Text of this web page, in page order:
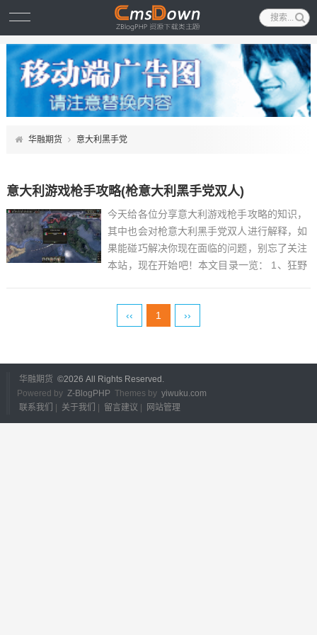
华融期货 意大利黑手党
意大利游戏枪手攻略(枪意大利黑手党双人)
今天给各位分享意大利游戏枪手攻略的知识，
其中也会对枪意大利黑手党双人进行解释，如
果能碰巧解决你现在面临的问题，别忘了关注
本站，现在开始吧！本文目录一览： 1、狂野
‹‹ 1 ››
华融期货 ©2026 All Rights Reserved.
Powered by Z-BlogPHP Themes by yiwuku.com
联系我们
关于我们 留言建议 网站管理